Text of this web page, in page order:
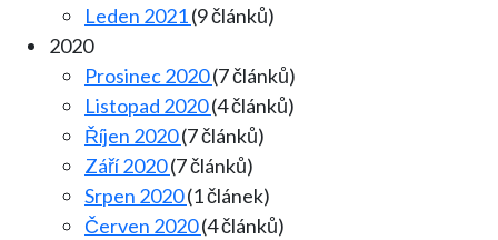
Leden 2021(9 článků)
2020
Prosinec 2020(7 článků)
Listopad 2020(4 článků)
Říjen 2020(7 článků)
Září 2020(7 článků)
Srpen 2020(1 článek)
Červen 2020(4 článků)